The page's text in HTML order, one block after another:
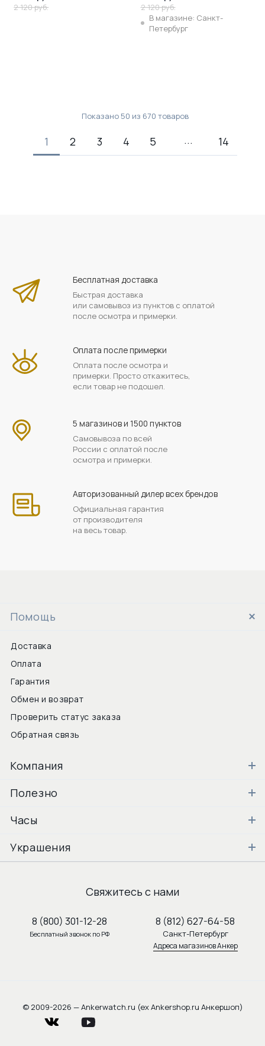
2 120 руб.
2 120 руб.
В магазине: Санкт-
Петербург
Показано 50 из 670 товаров
1 2 3 4 5 14
Бесплатная доставка
Быстрая доставка
или самовывоз из пунктов с оплатой
после осмотра и примерки.
Оплата после примерки
Оплата после осмотра и
примерки. Просто откажитесь,
если товар не подошел.
5 магазинов и 1500 пунктов
Самовывоза по всей
России с оплатой после
осмотра и примерки.
Авторизованный дилер всех брендов
Официальная гарантия
от производителя
на весь товар.
Помощь
Доставка
Оплата
Гарантия
Обмен и возврат
Проверить статус заказа
Обратная связь
Компания
Полезно
Часы
Украшения
Свяжитесь с нами
8 (800) 301-12-28
Бесплатный звонок по РФ
8 (812) 627-64-58
Санкт-Петербург
Адреса магазинов Анкер
© 2009-2026 — Ankerwatch.ru (ex Ankershop.ru Анкершоп)
vkontakte youtube